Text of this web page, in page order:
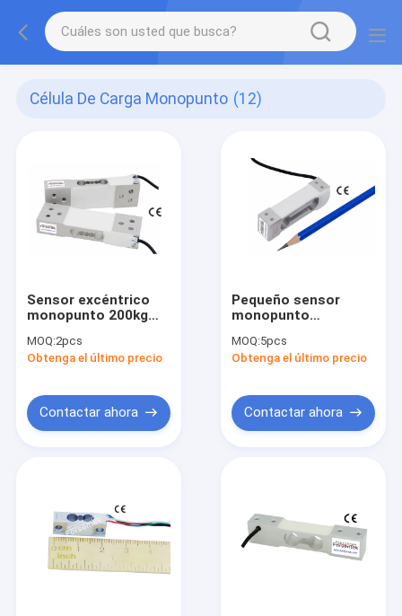
Célula De Carga Monopunto (12)
Sensor excéntrico
monopunto 200kg
de carga de la alta
exactitud 100kg
MOQ:2pcs
Obtenga el último precio
Contactar ahora
Pequeño sensor
monopunto
célula de carga 1kg
Loadcell
MOQ:5pcs
Obtenga el último precio
Contactar ahora